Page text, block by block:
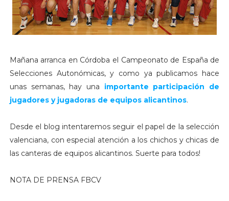
Mañana arranca en Córdoba el Campeonato de España de
Selecciones Autonómicas, y como ya publicamos hace
unas semanas, hay una
importante participación de
jugadores y jugadoras de equipos alicantinos.
Desde el blog intentaremos seguir el papel de la selección
valenciana, con especial atención a los chichos y chicas de
las canteras de equipos alicantinos. Suerte para todos!
NOTA DE PRENSA FBCV